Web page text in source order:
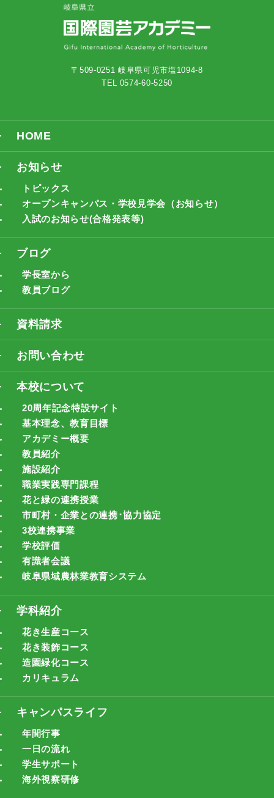
〒509-0251 岐阜県可児市塩1094-8
TEL 0574-60-5250
HOME
お知らせ
トピックス
オープンキャンパス・学校見学会（お知らせ）
入試のお知らせ(合格発表等)
ブログ
学長室から
教員ブログ
資料請求
お問い合わせ
本校について
20周年記念特設サイト
基本理念、教育目標
アカデミー概要
教員紹介
施設紹介
職業実践専門課程
花と緑の連携授業
市町村・企業との連携･協力協定
3校連携事業
学校評価
有識者会議
岐阜県域農林業教育システム
学科紹介
花き生産コース
花き装飾コース
造園緑化コース
カリキュラム
キャンパスライフ
年間行事
一日の流れ
学生サポート
海外視察研修